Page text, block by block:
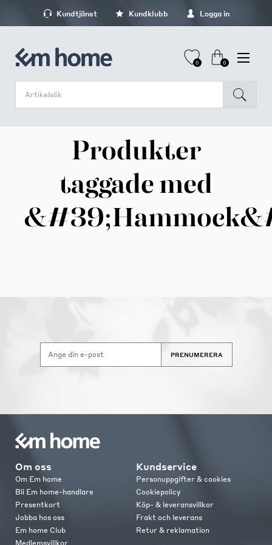
Kundtjänst Kundklubb Logga in
0 0
Produkter
taggade med
PRENUMERERA
Om oss
Om Em home
Bli Em home-handlare
Presentkort
Jobba hos oss
Em home Club
Medlemsvillkor
Kundservice
Personuppgifter & cookies
Cookiepolicy
Köp- & leveransvillkor
Frakt och leverans
Retur & reklamation